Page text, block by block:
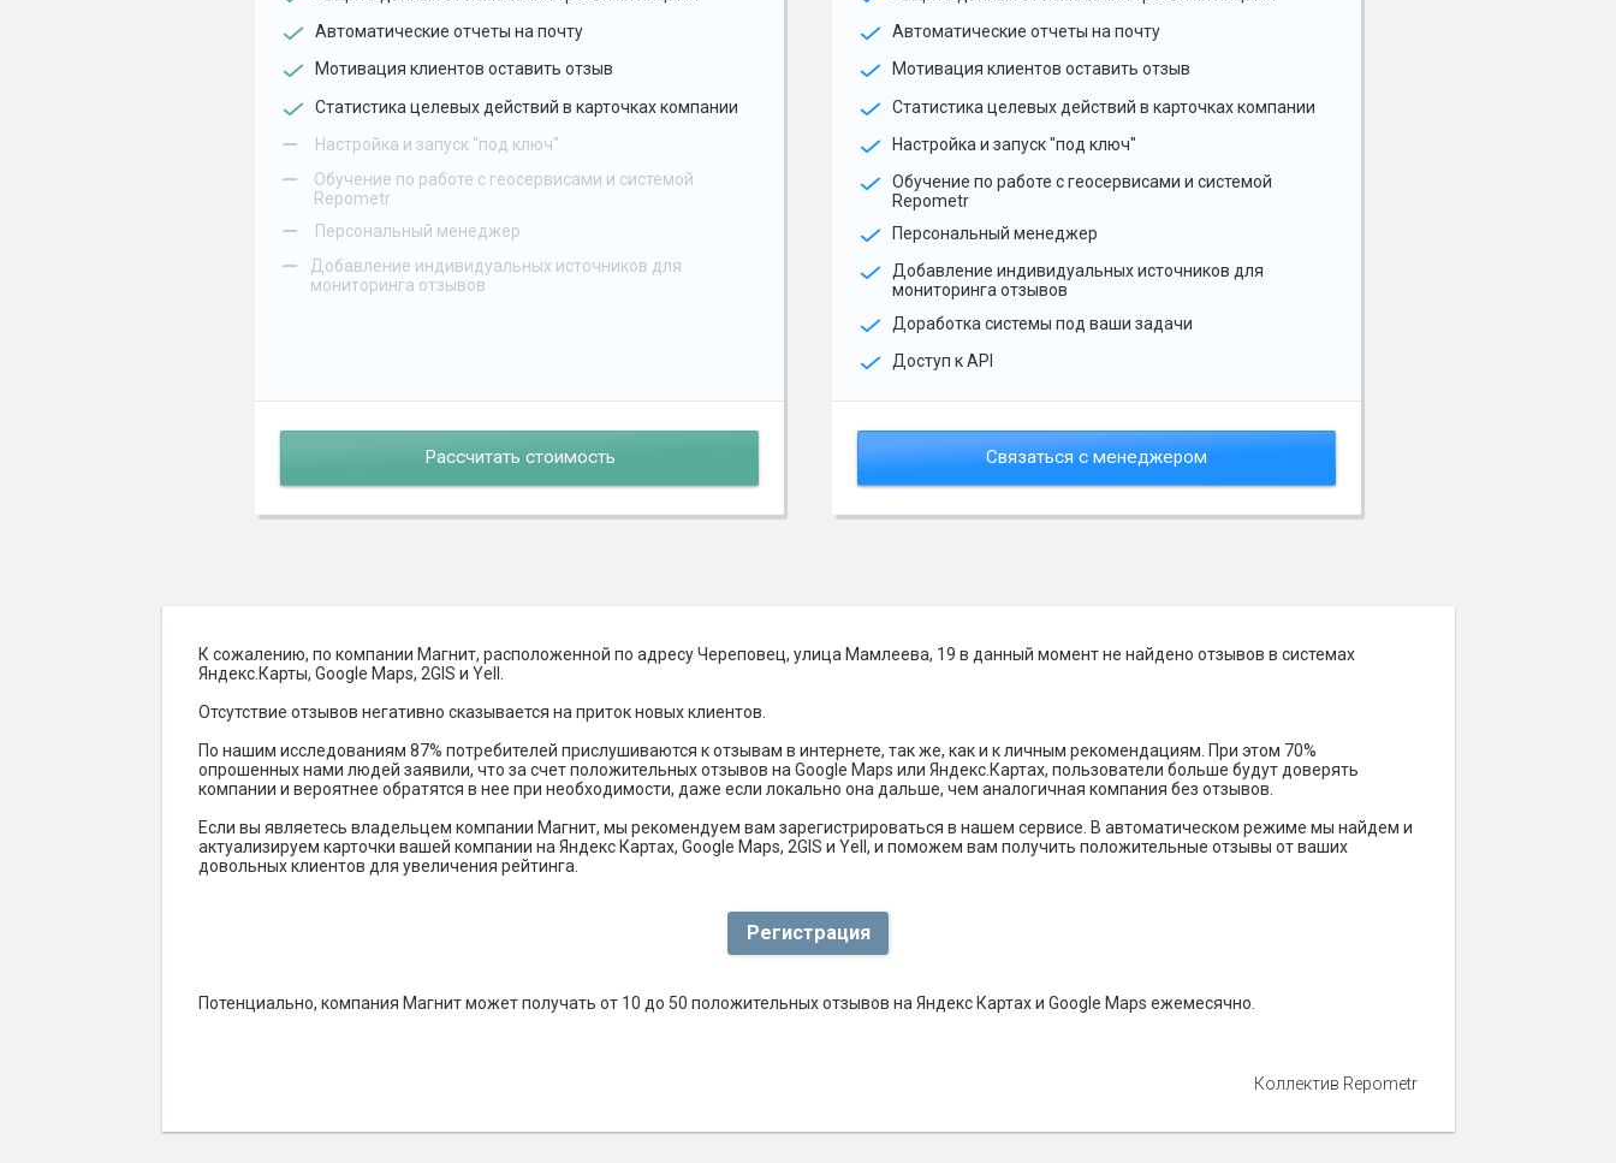
Автоматические отчеты на почту
Мотивация клиентов оставить отзыв
Статистика целевых действий в карточках компании
– Настройка и запуск "под ключ"
–
Обучение по работе с геосервисами и системой
Repometr
– Персональный менеджер
–
Добавление индивидуальных источников для
мониторинга отзывов
Рассчитать стоимость
Автоматические отчеты на почту
Мотивация клиентов оставить отзыв
Статистика целевых действий в карточках компании
Настройка и запуск "под ключ"
Обучение по работе с геосервисами и системой
Repometr
Персональный менеджер
Добавление индивидуальных источников для
мониторинга отзывов
Доработка системы под ваши задачи
Доступ к API
Связаться с менеджером
К сожалению, по компании Магнит, расположенной по адресу Череповец, улица Мамлеева, 19 в данный момент не найдено отзывов в системах
Яндекс.Карты, Google Maps, 2GIS и Yell.
Отсутствие отзывов негативно сказывается на приток новых клиентов.
По нашим исследованиям 87% потребителей прислушиваются к отзывам в интернете, так же, как и к личным рекомендациям. При этом 70%
опрошенных нами людей заявили, что за счет положительных отзывов на Google Maps или Яндекс.Картах, пользователи больше будут доверять
компании и вероятнее обратятся в нее при необходимости, даже если локально она дальше, чем аналогичная компания без отзывов.
Если вы являетесь владельцем компании Магнит, мы рекомендуем вам зарегистрироваться в нашем сервисе. В автоматическом режиме мы найдем и
актуализируем карточки вашей компании на Яндекс Картах, Google Maps, 2GIS и Yell, и поможем вам получить положительные отзывы от ваших
довольных клиентов для увеличения рейтинга.
Регистрация
Потенциально, компания Магнит может получать от 10 до 50 положительных отзывов на Яндекс Картах и Google Maps ежемесячно.
Коллектив Repometr